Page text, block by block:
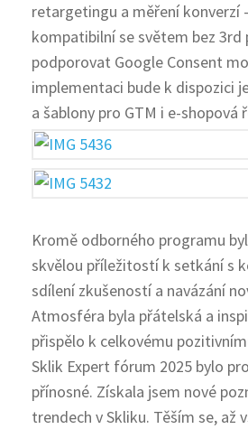
retargetingu a měření konverzí
kompatibilní se světem bez 3rd
podporovat Google Consent
implementaci bude k dispozici
a šablony pro GTM i e-shopová
Kromě odborného programu
skvělou příležitostí k setkání s
sdílení zkušeností a navázání
Atmosféra byla přátelská a
přispělo k celkovému
Sklik Expert fórum 2025 bylo
přínosné. Získala jsem nové
trendech v Skliku. Těším se, až